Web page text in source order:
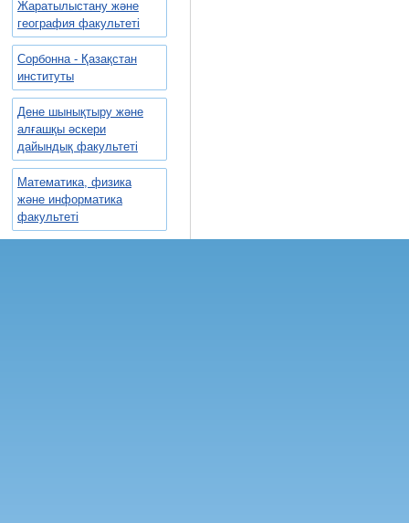
Жаратылыстану және
география факультеті
Сорбонна - Қазақстан
институты
Дене шынықтыру және
алғашқы әскери
дайындық факультеті
Математика, физика
және информатика
факультеті